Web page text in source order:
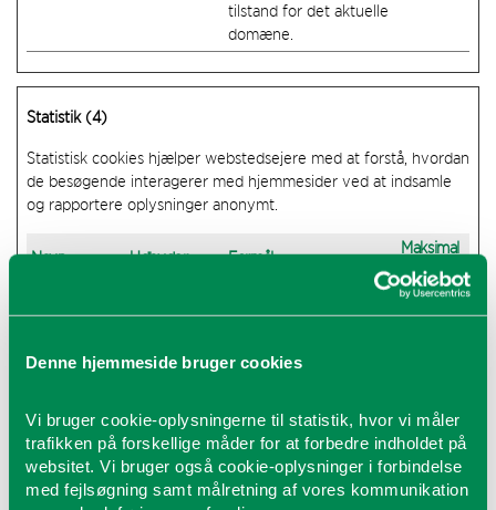
Denne hjemmeside bruger cookies
Vi bruger cookie-oplysningerne til statistik, hvor vi måler
trafikken på forskellige måder for at forbedre indholdet på
websitet. Vi bruger også cookie-oplysninger i forbindelse
med fejlsøgning samt målretning af vores kommunikation
tilstand for det aktuelle
domæne.
Statistik (4)
Statistisk cookies hjælper webstedsejere med at forstå, hvordan
de besøgende interagerer med hjemmesider ved at indsamle
og rapportere oplysninger anonymt.
Navn Udbyder Formål
Maksimal
der anvendes til at føre
den besøgende bruger
2 år
_ga_# Google
Anvendes af Google
Analytics til at indsamle
data om antallet af
gange en bruger har
2 år